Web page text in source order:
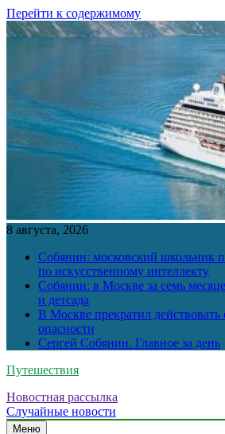
Перейти к содержимому
8 августа, 2026
Собянин: московский школьник
по искусственному интеллекту
Собянин: в Москве за семь
и детсада
В Москве прекратил
опасности
Сергей Собянин. Главное за день
Путешествия
Новостная рассылка
Случайные новости
Меню